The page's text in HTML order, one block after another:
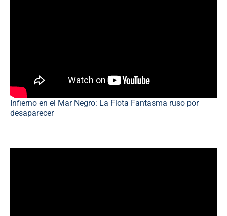
Infierno en el Mar Negro: La Flota Fantasma ruso por
desaparecer